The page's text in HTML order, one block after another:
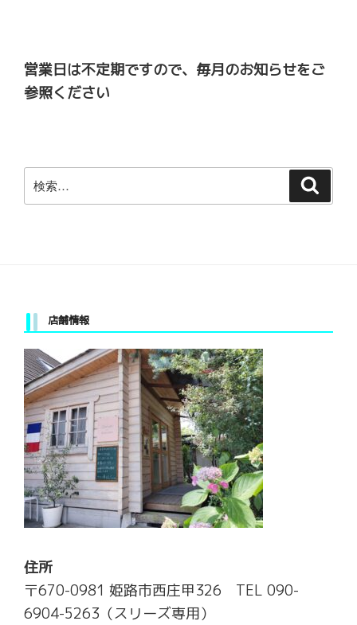
営業日は不定期ですので、毎月のお知らせをご
参照ください
索:
店舗情報
住所
〒670-0981 姫路市西庄甲326 TEL 090-
6904-5263（スリーズ専用）